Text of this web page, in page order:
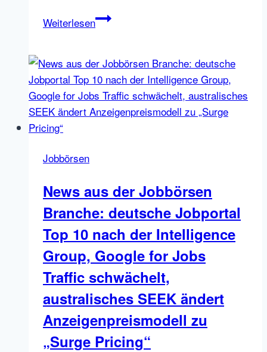
WeiterlesenJobbörsen
Februar,
Google
startet
Job
neue
Anzeigen
Richtlinien,
Ergebnisse
des
Jobbörsen
Kompass
Jobbörsen
News aus der Jobbörsen
Branche: deutsche Jobportal
Top 10 nach der Intelligence
Group, Google for Jobs
Traffic schwächelt,
australisches SEEK ändert
Anzeigenpreismodell zu
„Surge Pricing“